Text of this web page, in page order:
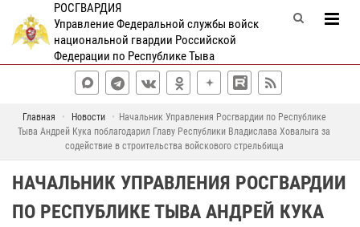
РОСГВАРДИЯ
Управление Федеральной службы войск
национальной гвардии Российской
Федерации по Республике Тыва
Главная Новости
Начальник Управления Росгвардии по Республике
Тыва Андрей Кука поблагодарил Главу Республики Владислава Ховалыга за
содействие в строительства войскового стрельбища
НАЧАЛЬНИК УПРАВЛЕНИЯ РОСГВАРДИИ
ПО РЕСПУБЛИКЕ ТЫВА АНДРЕЙ КУКА